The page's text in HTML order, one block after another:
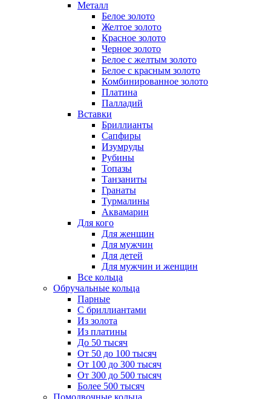
Металл
Белое золото
Желтое золото
Красное золото
Черное золото
Белое с желтым золото
Белое с красным золото
Комбинированное золото
Платина
Палладий
Вставки
Бриллианты
Сапфиры
Изумруды
Рубины
Топазы
Танзаниты
Гранаты
Турмалины
Аквамарин
Для кого
Для женщин
Для мужчин
Для детей
Для мужчин и женщин
Все кольца
Обручальные кольца
Парные
С бриллиантами
Из золота
Из платины
До 50 тысяч
От 50 до 100 тысяч
От 100 до 300 тысяч
От 300 до 500 тысяч
Более 500 тысяч
Помолвочные кольца